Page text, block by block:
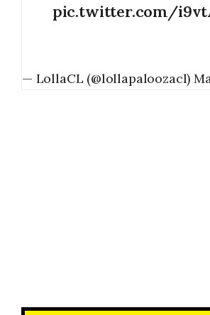
pic.twitter.com/
— LollaCL (@lollapaloozacl)